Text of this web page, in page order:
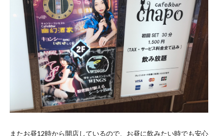
またお昼12時から開店しているので、お昼に飲みたい時でも安心